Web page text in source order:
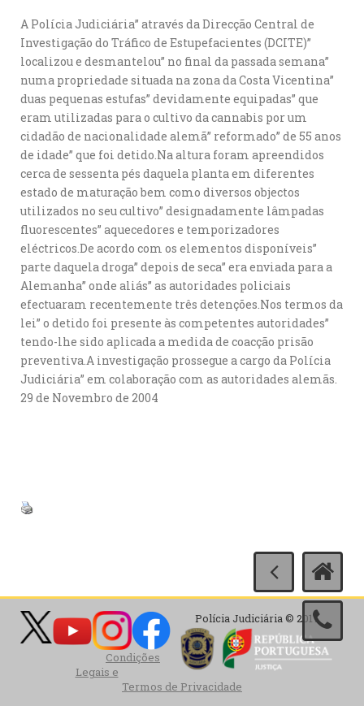
A Polícia Judiciária” através da Direcção Central de
Investigação do Tráfico de Estupefacientes (DCITE)”
localizou e desmantelou” no final da passada semana”
numa propriedade situada na zona da Costa Vicentina”
duas pequenas estufas” devidamente equipadas” que
eram utilizadas para o cultivo da cannabis por um
cidadão de nacionalidade alemã” reformado” de 55 anos
de idade” que foi detido.Na altura foram apreendidos
cerca de sessenta pés daquela planta em diferentes
estado de maturação bem como diversos objectos
utilizados no seu cultivo” designadamente lâmpadas
fluorescentes” aquecedores e temporizadores
eléctricos.De acordo com os elementos disponíveis”
parte daquela droga” depois de seca” era enviada para a
Alemanha” onde aliás” as autoridades policiais
efectuaram recentemente três detenções.Nos termos da
lei” o detido foi presente às competentes autoridades”
tendo-lhe sido aplicada a medida de coacção prisão
preventiva.A investigação prossegue a cargo da Polícia
Judiciária” em colaboração com as autoridades alemãs.
29 de Novembro de 2004
Polícia Judiciária © 2017
Condições
Legais e
Termos de Privacidade